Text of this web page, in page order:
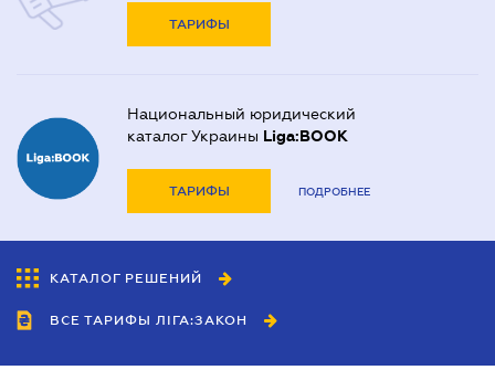
ТАРИФЫ
Национальный юридический
каталог Украины Liga:BOOK
ТАРИФЫ ПОДРОБНЕЕ
КАТАЛОГ РЕШЕНИЙ
ВСЕ ТАРИФЫ ЛІГА:ЗАКОН